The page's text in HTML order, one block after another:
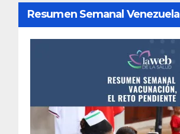
Resumen Semanal Venezuela